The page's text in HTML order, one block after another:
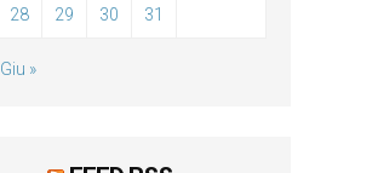
28 29 30 31
Giu »